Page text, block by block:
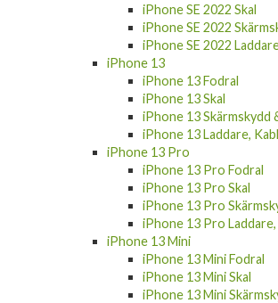
iPhone SE 2022 Skal
iPhone SE 2022
iPhone SE 2022
iPhone 13
iPhone 13 Fodral
iPhone 13 Skal
iPhone 13 Skärmskydd
iPhone 13 Laddare,
iPhone 13 Pro
iPhone 13 Pro Fodral
iPhone 13 Pro Skal
iPhone 13 Pro
iPhone 13 Pro
iPhone 13 Mini
iPhone 13 Mini Fodral
iPhone 13 Mini Skal
iPhone 13 Mini